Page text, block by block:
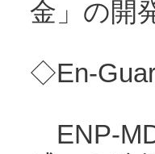
金」の開
◇En-
ENP-